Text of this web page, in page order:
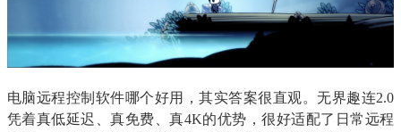
电脑远程控制软件哪个好用，其实答案很直观。无界趣连2.0
凭着真低延迟、真免费、真4K的优势，很好适配了日常远程